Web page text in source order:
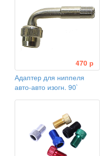
470 р
Адаптер для ниппеля
авто-авто изогн. 90`